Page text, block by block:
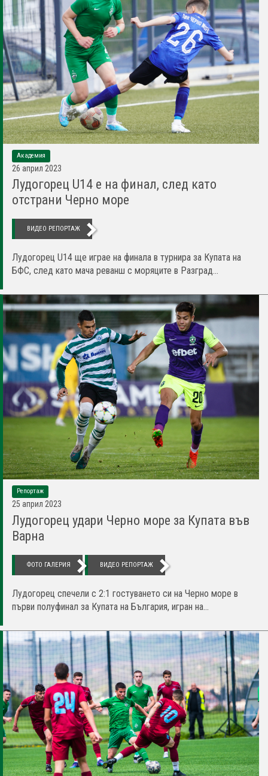
Академия
26 април 2023
Лудогорец U14 е на финал, след като
отстрани Черно море
ВИДЕО РЕПОРТАЖ
Лудогорец U14 ще играе на финала в турнира за Купата на
БФС, след като мача реванш с моряците в Разград...
Репортаж
25 април 2023
Лудогорец удари Черно море за Купата във
Варна
ФОТО ГАЛЕРИЯ ВИДЕО РЕПОРТАЖ
Лудогорец спечели с 2:1 гостуването си на Черно море в
първи полуфинал за Купата на България, игран на...